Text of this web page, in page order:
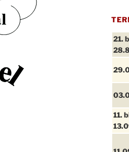
21.
11.